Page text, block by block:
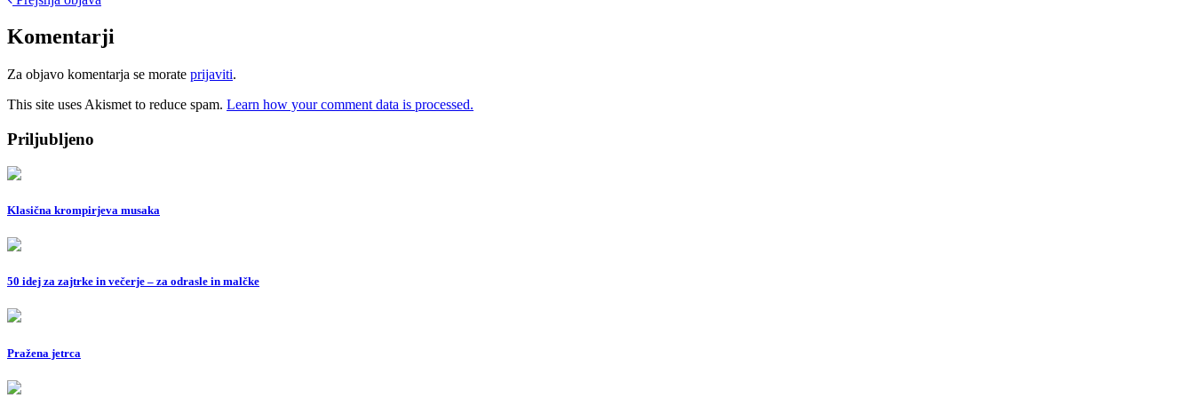
navigation
Komentarji
Za objavo komentarja se morate prijaviti.
This site uses Akismet to reduce spam. Learn how your comment data is processed.
Priljubljeno
Klasična krompirjeva musaka
50 idej za zajtrke in večerje – za odrasle in malčke
Pražena jetrca